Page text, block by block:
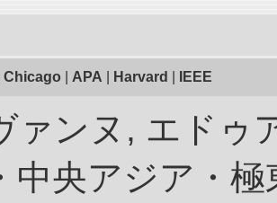
Chicago APA Harvard IEEE
ァンヌ, エドゥ
中央アジア・